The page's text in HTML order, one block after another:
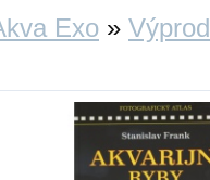
Exo »